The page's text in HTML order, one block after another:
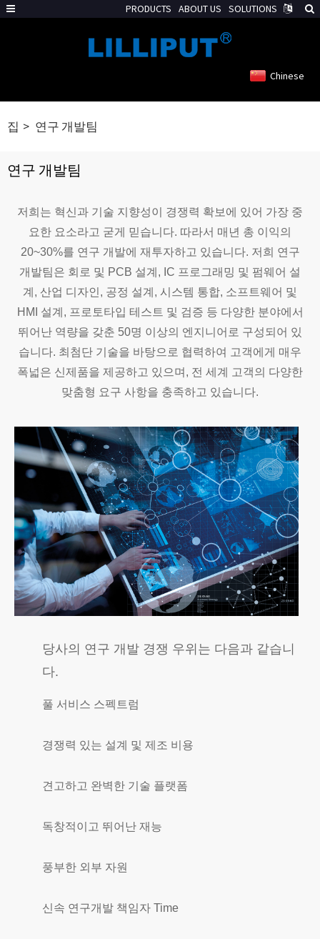
Chinese
집 연구 개발팀
연구 개발팀
저희는 혁신과 기술 지향성이 경쟁력 확보에 있어 가장 중
요한 요소라고 굳게 믿습니다. 따라서 매년 총 이익의
20~30%를 연구 개발에 재투자하고 있습니다. 저희 연구
개발팀은 회로 및 PCB 설계, IC 프로그래밍 및 펌웨어 설
계, 산업 디자인, 공정 설계, 시스템 통합, 소프트웨어 및
HMI 설계, 프로토타입 테스트 및 검증 등 다양한 분야에서
뛰어난 역량을 갖춘 50명 이상의 엔지니어로 구성되어 있
습니다. 최첨단 기술을 바탕으로 협력하여 고객에게 매우
폭넓은 신제품을 제공하고 있으며, 전 세계 고객의 다양한
맞춤형 요구 사항을 충족하고 있습니다.
당사의 연구 개발 경쟁 우위는 다음과 같습니
다.
풀 서비스 스펙트럼
경쟁력 있는 설계 및 제조 비용
견고하고 완벽한 기술 플랫폼
독창적이고 뛰어난 재능
풍부한 외부 자원
신속 연구개발 책임자 Time
PRODUCTS ABOUT US SOLUTIONS